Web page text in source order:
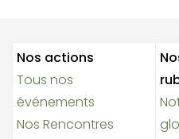
Nos actions
Tous nos
événements
Nos Rencontres